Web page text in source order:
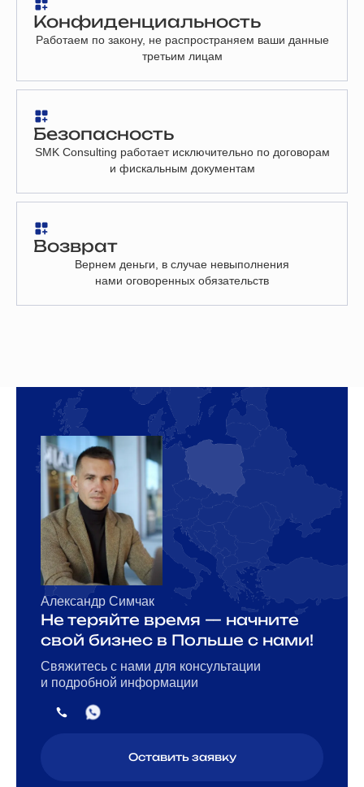
Конфиденциальность
Работаем по закону, не распространяем ваши данные
третьим лицам
Безопасность
SMK Consulting работает исключительно по договорам
и фискальным документам
Возврат
Вернем деньги, в случае невыполнения
нами оговоренных обязательств
Александр Симчак
Не теряйте время — начните
свой бизнес в Польше с нами!
Свяжитесь с нами для консультации
и подробной информации
Оставить заявку